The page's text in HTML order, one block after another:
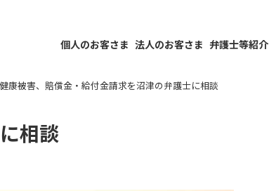
個人のお客さま 法人のお客さま 弁護士等紹介
康被害、賠償金・給付金請求を沼津の弁護士に相談
相談